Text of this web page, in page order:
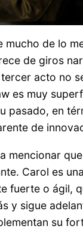
de lo
de giros
acto no
es muy
pasado, en
de
mencionar
Carol es
fuerte o ágil,
y sigue
su